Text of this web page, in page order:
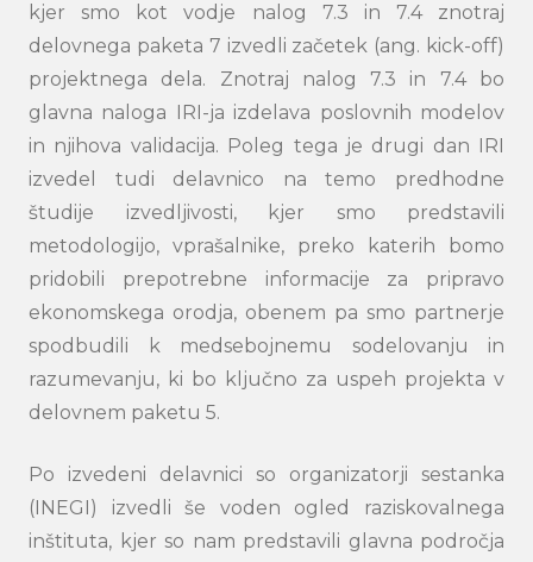
Search
kjer smo kot vodje nalog 7.3 in 7.4 znotraj
delovnega paketa 7 izvedli začetek (ang. kick-off)
projektnega dela. Znotraj nalog 7.3 in 7.4 bo
glavna naloga IRI-ja izdelava poslovnih modelov
in njihova validacija. Poleg tega je drugi dan IRI
izvedel tudi delavnico na temo predhodne
študije izvedljivosti, kjer smo predstavili
metodologijo, vprašalnike, preko katerih bomo
pridobili prepotrebne informacije za pripravo
ekonomskega orodja, obenem pa smo partnerje
spodbudili k medsebojnemu sodelovanju in
razumevanju, ki bo ključno za uspeh projekta v
delovnem paketu 5.
Po izvedeni delavnici so organizatorji sestanka
(INEGI) izvedli še voden ogled raziskovalnega
inštituta, kjer so nam predstavili glavna področja